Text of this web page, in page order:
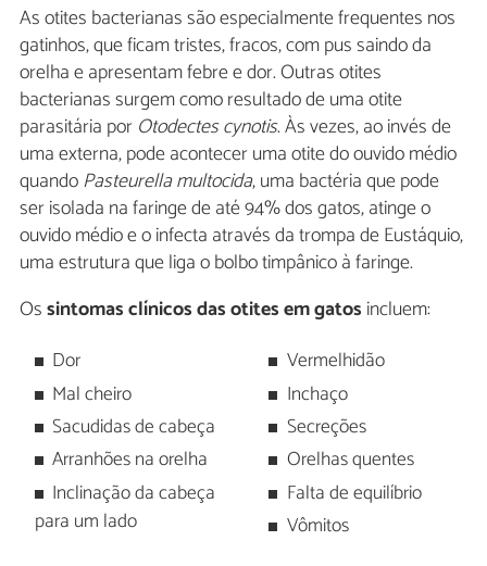
As otites bacterianas são especialmente frequentes nos
gatinhos, que ficam tristes, fracos, com pus saindo da
orelha e apresentam febre e dor. Outras otites
bacterianas surgem como resultado de uma otite
parasitária por Otodectes cynotis. Às vezes, ao invés de
uma externa, pode acontecer uma otite do ouvido médio
quandoPasteurella multocida, uma bactéria que pode
ser isolada na faringe de até 94% dos gatos, atinge o
ouvido médio e o infecta através da trompa de Eustáquio,
uma estrutura que liga o bolbo timpânico à faringe.
Ossintomas clínicos das otites em gatos incluem:
Dor
Mal cheiro
Sacudidas de cabeça
Arranhões na orelha
Inclinação da cabeça
para um lado
Vermelhidão
Inchaço
Secreções
Orelhas quentes
Falta de equilíbrio
Vômitos